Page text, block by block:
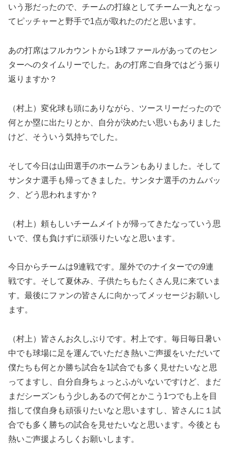
いう形だったので、チームの打線としてチーム一丸となっ
てピッチャーと野手で1点が取れたのだと思います。
あの打席はフルカウントから1球ファールがあってのセン
ターへのタイムリーでした。あの打席ご自身ではどう振り
返りますか？
（村上）変化球も頭にありながら、ツースリーだったので
何とか塁に出たりとか、自分が決めたい思いもありました
けど、そういう気持ちでした。
そして今日は山田選手のホームランもありました。そして
サンタナ選手も帰ってきました。サンタナ選手のカムバッ
ク、どう思われますか？
（村上）頼もしいチームメイトが帰ってきたなっていう思
いで、僕も負けずに頑張りたいなと思います。
今日からチームは9連戦です。屋外でのナイターでの9連
戦です。そして夏休み、子供たちもたくさん見に来ていま
す。最後にファンの皆さんに向かってメッセージお願いし
ます。
（村上）皆さんお久しぶりです。村上です。毎日毎日暑い
中でも球場に足を運んでいただき熱いご声援をいただいて
僕たちも何とか勝ち試合を1試合でも多く見せたいなと思
ってますし、自分自身ちょっとふがいないですけど、まだ
まだシーズンもう少しあるので何とかこう1つでも上を目
指して僕自身も頑張りたいなと思いますし、皆さんに１試
合でも多く勝ちの試合を見せたいなと思います。今後とも
熱いご声援よろしくお願いします。